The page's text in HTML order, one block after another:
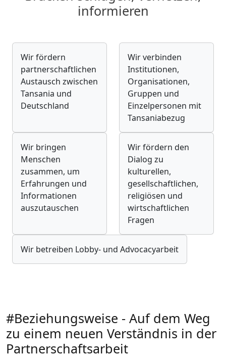
informieren
Wir fördern
partnerschaftlichen
Austausch zwischen
Tansania und
Deutschland
Wir verbinden
Institutionen,
Organisationen,
Gruppen und
Einzelpersonen mit
Tansaniabezug
Wir bringen
Menschen
zusammen, um
Erfahrungen und
Informationen
auszutauschen
Wir fördern den
Dialog zu
kulturellen,
gesellschaftlichen,
religiösen und
wirtschaftlichen
Fragen
Wir betreiben Lobby- und Advocacyarbeit
#Beziehungsweise - Auf dem Weg
zu einem neuen Verständnis in der
Partnerschaftsarbeit